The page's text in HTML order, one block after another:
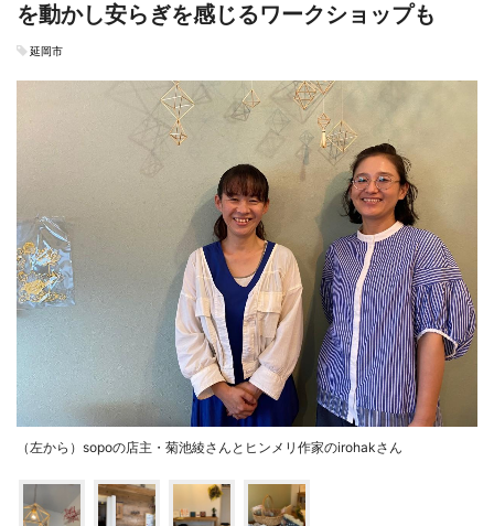
を動かし安らぎを感じるワークショップも
延岡市
（左から）sopoの店主・菊池綾さんとヒンメリ作家のirohakさん